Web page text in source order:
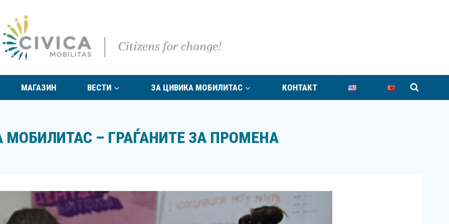
МАГАЗИН ВЕСТИ ЗА ЦИВИКА МОБИЛИТАС КОНТАКТ
МОБИЛИТАС – ГРАЃАНИТЕ ЗА ПРОМЕНА